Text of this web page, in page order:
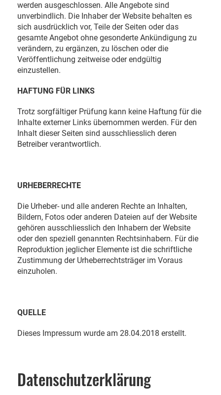
werden ausgeschlossen. Alle Angebote sind
unverbindlich. Die Inhaber der Website behalten es
sich ausdrücklich vor, Teile der Seiten oder das
gesamte Angebot ohne gesonderte Ankündigung zu
verändern, zu ergänzen, zu löschen oder die
Veröffentlichung zeitweise oder endgültig
einzustellen.
HAFTUNG FÜR LINKS
Trotz sorgfältiger Prüfung kann keine Haftung für die
Inhalte externer Links übernommen werden. Für den
Inhalt dieser Seiten sind ausschliesslich deren
Betreiber verantwortlich.
URHEBERRECHTE
Die Urheber- und alle anderen Rechte an Inhalten,
Bildern, Fotos oder anderen Dateien auf der Website
gehören ausschliesslich den Inhabern der Website
oder den speziell genannten Rechtsinhabern. Für die
Reproduktion jeglicher Elemente ist die schriftliche
Zustimmung der Urheberrechtsträger im Voraus
einzuholen.
QUELLE
Dieses Impressum wurde am 28.04.2018 erstellt.
Datenschutzerklärung